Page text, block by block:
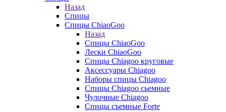
Назад
Спицы
Спицы ChiaoGoo
Назад
Спицы ChiaoGoo
Лески ChiaoGoo
Cпицы Сhiagoo круговые
Аксессуары Chiagoo
Наборы спицы Chiagoo
Спицы Chiagoo сьемные
Чулочные Chiagoo
Спицы съемные Forte